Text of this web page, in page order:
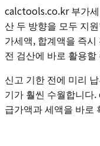
calctools.co.kr 부가
산 두 방향을 모두 지
가세액, 합계액을 즉
전 검산에 바로 활용
신고 기한 전에 미리
기가 훨씬 수월합니
급가액과 세액을 바로